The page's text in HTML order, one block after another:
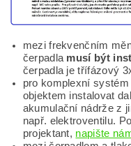
mezi frekvenčním
čerpadla musí být
čerpadla je třífázový
pro komplexní
objektem instalovat
akumulační nádrže z
např. elektroventilu.
projektant, napište